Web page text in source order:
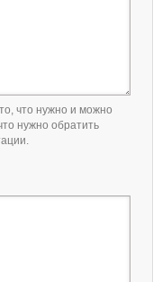
что нужно и можно
нужно обратить